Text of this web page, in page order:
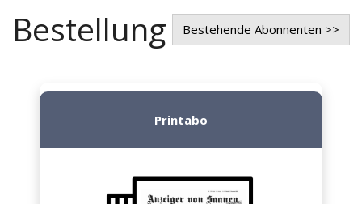
Bestellung Bestehende Abonnenten >>
Printabo